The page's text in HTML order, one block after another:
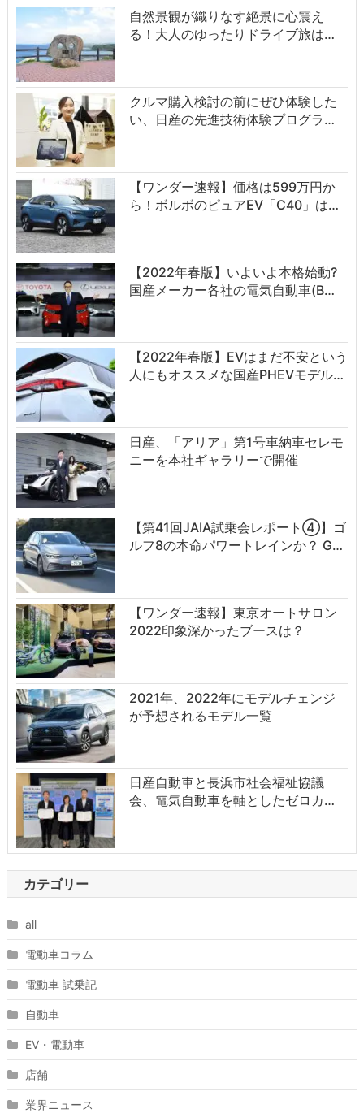
自然景観が織りなす絶景に心震え
る！大人のゆったりドライブ旅は…
クルマ購入検討の前にぜひ体験した
い、日産の先進技術体験プログラ…
【ワンダー速報】価格は599万円か
ら！ボルボのピュアEV「C40」は…
【2022年春版】いよいよ本格始動?
国産メーカー各社の電気自動車(B…
【2022年春版】EVはまだ不安という
人にもオススメな国産PHEVモデル…
日産、「アリア」第1号車納車セレモ
ニーを本社ギャラリーで開催
【第41回JAIA試乗会レポート④】ゴ
ルフ8の本命パワートレインか？ G…
【ワンダー速報】東京オートサロン
2022印象深かったブースは？
2021年、2022年にモデルチェンジ
が予想されるモデル一覧
日産自動車と長浜市社会福祉協議
会、電気自動車を軸としたゼロカ…
カテゴリー
all
電動車コラム
電動車 試乗記
自動車
EV・電動車
店舗
業界ニュース